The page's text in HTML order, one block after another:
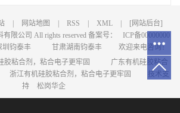
网站地图 RSS XML
[网站后台]
限公司 All rights reserved 备案号：
ICP备00000000
圳钧泰丰 甘肃湖南钧泰丰
欢迎来电咨询！
胶粘合剂，粘合电子更牢固
广东有机硅胶粘合
浙江有机硅胶粘合剂，粘合电子更牢固
技术支
持
松岗华企